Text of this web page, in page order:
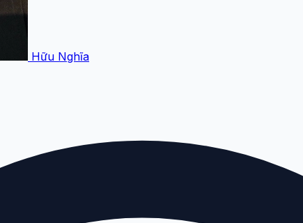
Hữu Nghĩa